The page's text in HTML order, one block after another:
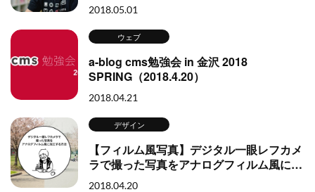
2018.05.01
ウェブ
a-blog cms勉強会 in 金沢 2018
SPRING（2018.4.20）
2018.04.21
デザイン
【フィルム風写真】デジタル一眼レフカメ
ラで撮った写真をアナログフィルム風に加
工する方法
2018.04.20